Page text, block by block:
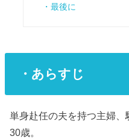
・最後に
・あらすじ
単身赴任の夫を持つ主婦、
30歳。